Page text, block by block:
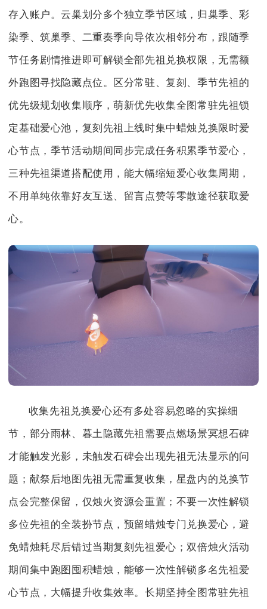
存入账户。云巢划分多个独立季节区域，归巢季、彩
染季、筑巢季、二重奏季向导依次相邻分布，跟随季
节任务剧情推进即可解锁全部先祖兑换权限，无需额
外跑图寻找隐藏点位。区分常驻、复刻、季节先祖的
优先级规划收集顺序，萌新优先收集全图常驻先祖锁
定基础爱心池，复刻先祖上线时集中蜡烛兑换限时爱
心节点，季节活动期间同步完成任务积累季节爱心，
三种先祖渠道搭配使用，能大幅缩短爱心收集周期，
不用单纯依靠好友互送、留言点赞等零散途径获取爱
心。
收集先祖兑换爱心还有多处容易忽略的实操细
节，部分雨林、暮土隐藏先祖需要点燃场景冥想石碑
才能触发光影，未触发石碑会出现先祖无法显示的问
题；献祭后地图先祖无需重复收集，星盘内的兑换节
点会完整保留，仅烛火资源会重置；不要一次性解锁
多位先祖的全装扮节点，预留蜡烛专门兑换爱心，避
免蜡烛耗尽后错过当期复刻先祖爱心；双倍烛火活动
期间集中跑图囤积蜡烛，能够一次性解锁多名先祖爱
心节点，大幅提升收集效率。长期坚持全图常驻先祖